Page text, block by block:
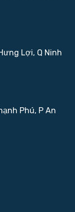
Lợi, Q Ninh
Phú, P An